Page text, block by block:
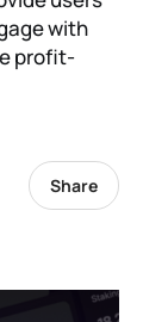
with
profit-
Share